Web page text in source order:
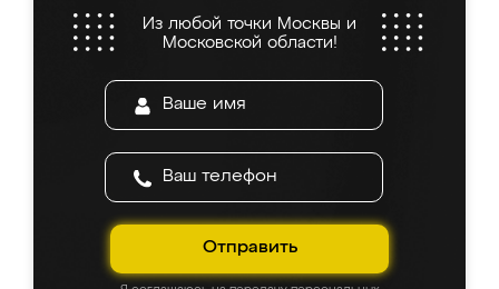
Из любой точки Москвы и
Московской области!
Отправить